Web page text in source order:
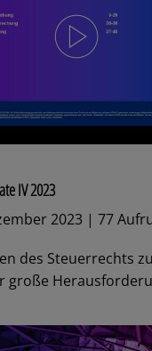
IV 2023
2023 | 77
des Steuerrechts
große